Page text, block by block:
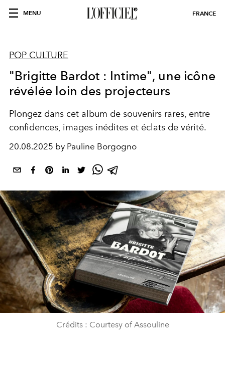
MENU FRANCE
POP CULTURE
"Brigitte Bardot : Intime", une icône
révélée loin des projecteurs
Plongez dans cet album de souvenirs rares, entre
confidences, images inédites et éclats de vérité.
20.08.2025 by Pauline Borgogno
Crédits : Courtesy of Assouline